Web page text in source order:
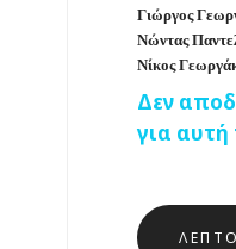
Γιώργος
Νώντας
Νίκος
Δεν
για